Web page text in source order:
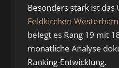
Besonders stark ist
Feldkirchen-Westerham
belegt es Rang 19 mit
monatliche Analyse
Ranking-Entwicklung.